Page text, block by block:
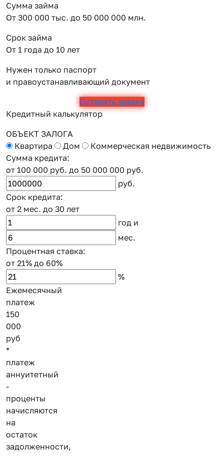
Сумма займа
От 300 000 тыс. до 50 000 000 млн.
Срок займа
От 1 года до 10 лет
Нужен только паспорт
и правоустанавливающий документ
Оставить заявку
Кредитный калькулятор
ОБЪЕКТ ЗАЛОГА
Квартира
Дом
Коммерческая недвижимость
Сумма кредита:
от 100 000 руб. до 50 000 000 руб.
руб.
Срок кредита:
от 2 мес. до 30 лет
год и
мес.
Процентная ставка:
от 21% до 60%
%
Ежемесячный
платеж
150
000
руб
*
платеж
аннуитетный
-
проценты
начисляются
на
остаток
задолженности,